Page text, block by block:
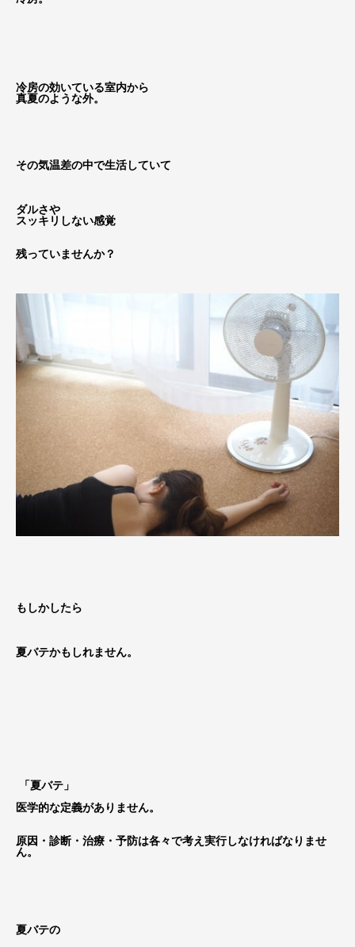
冷房の効いている室内から
真夏のような外。
その気温差の中で生活していて
ダルさや
スッキリしない感覚
残っていませんか？
もしかしたら
夏バテかもしれません。
「夏バテ」
医学的な定義がありません。
原因・診断・治療・予防は各々で考え実行しなければなりませ
ん。
夏バテの